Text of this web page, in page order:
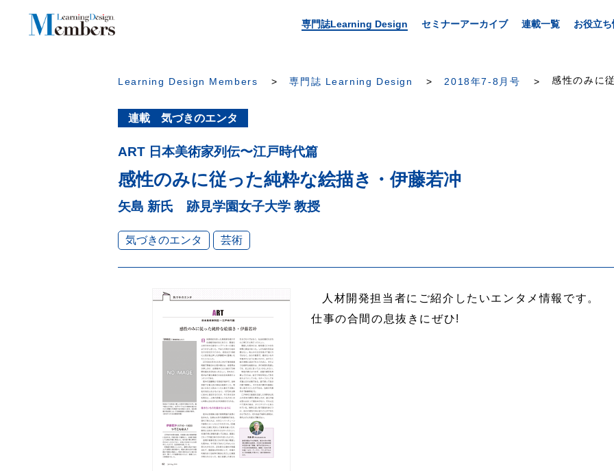
専門誌Learning Design セミナーアーカイブ 連載一覧 お役立
Learning Design Members 専門誌 Learning Design 2018年7-8月号 感性のみに
連載 気づきのエンタ
ART 日本美術家列伝〜江戸時代篇
感性のみに従った純粋な絵描き・伊藤若冲
矢島 新氏 跡見学園女子大学 教授
気づきのエンタ 芸術
人材開発担当者にご紹介したいエンタメ情報です。
仕事の合間の息抜きにぜひ!